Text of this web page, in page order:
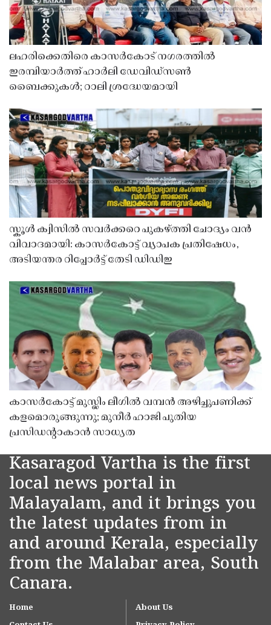
ലഹരിക്കെതിരെ കാസർകോട് നഗരത്തിൽ
ഇരമ്പിയാർത്ത് ഹാർലി ഡേവിഡ്‌സൺ
ബൈക്കുകൾ; റാലി ശ്രദ്ധേയമായി
സ്കൂൾ ക്വിസിൽ സവർക്കറെ പുകഴ്ത്തി ചോദ്യം വൻ
വിവാദമായി: കാസർകോട്ട് വ്യാപക പ്രതിഷേധം,
അടിയന്തര റിപ്പോർട്ട് തേടി ഡിഡിഇ
കാസർകോട്ട് മുസ്ലിം ലീഗിൽ വമ്പൻ അഴിച്ചുപണിക്ക്
കളമൊരുങ്ങുന്നു; മുനീർ ഹാജി പുതിയ
പ്രസിഡൻ്റാകാൻ സാധ്യത
Kasaragod Vartha is the first
local news portal in
Malayalam, and it brings you
the latest updates from in
and around Kerala, especially
from the Malabar area, South
Canara.
Home
About Us